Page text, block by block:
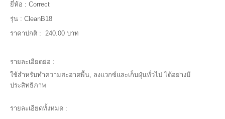
ยี่ห้อ : Correct
รุ่น : CleanB18
ราคาปกติ : 240.00 บาท
รายละเอียดย่อ :
ใช้สำหรับทำความสะอาดพื้น, ลงแวกซ์และเก็บฝุ่นทั่วไป ได้อย่างมี
ประสิทธิภาพ
รายละเอียดทั้งหมด :